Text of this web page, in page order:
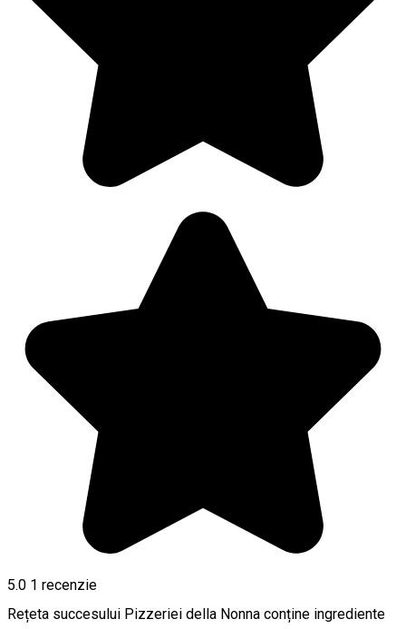
5.0 1 recenzie
Rețeta succesului Pizzeriei della Nonna conține ingrediente